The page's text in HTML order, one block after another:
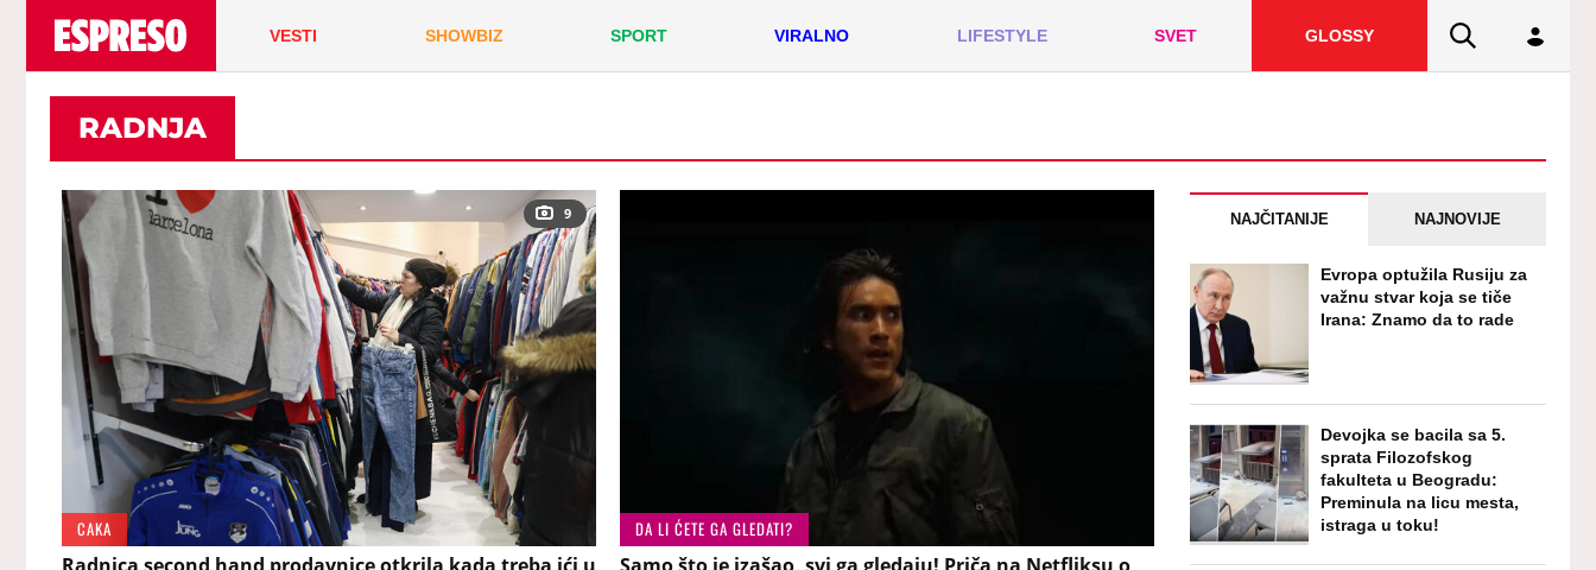
VESTI SHOWBIZ SPORT VIRALNO LIFESTYLE SVET GLOSSY
RADNJA
9
CAKA DA LI ĆETE GA GLEDATI?
NAJČITANIJE NAJNOVIJE
Evropa optužila Rusiju za
važnu stvar koja se tiče
Irana: Znamo da to rade
Devojka se bacila sa 5.
sprata Filozofskog
fakulteta u Beogradu:
Preminula na licu mesta,
istraga u toku!